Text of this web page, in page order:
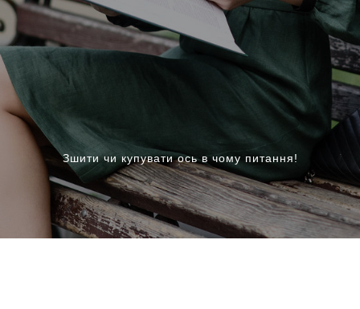
Зшити чи купувати ось в чому питання!